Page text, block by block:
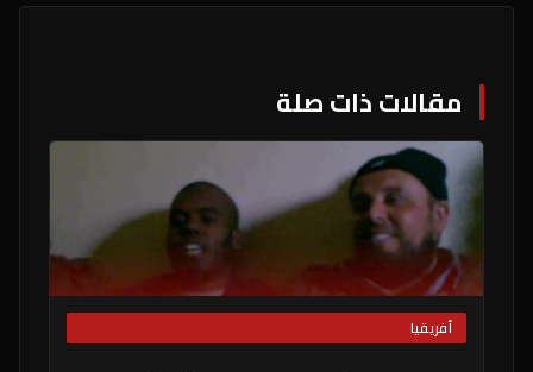
مقالات ذات صلة
أفريقيا